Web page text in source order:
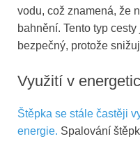
vodu, což znamená, že
bahnění. Tento typ
bezpečný, protože
Využití v
Štěpka se stále častěji
energie. Spalování